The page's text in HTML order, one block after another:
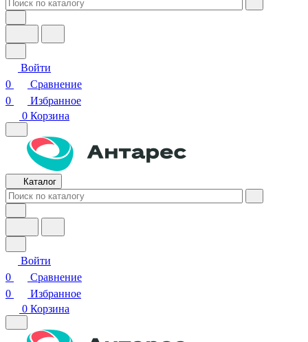
Войти
0
Сравнение
0
Избранное
0 Корзина
Каталог
Войти
0
Сравнение
0
Избранное
0 Корзина